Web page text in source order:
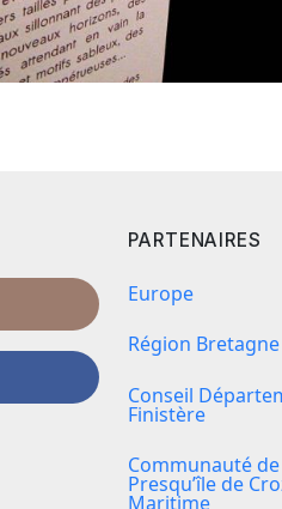
PARTENAIRES
Europe
Région Bretagne
Conseil
Finistère
Communauté
Presqu’île de
Maritime